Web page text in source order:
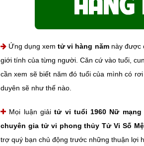
Ứng dụng xemtử vi hàng nămnày được
giới tính của từng người. Căn cứ vào tuổi,
cần xem sẽ biết năm đó tuổi của mình có
duyên sẽ như thế nào.
Mọi luận giảitử vi tuổi 1960 Nữ mạng
chuyên gia tử vi phong thủy Tử Vi Số
trợ quý bạn chủ động trước những thuận lợi